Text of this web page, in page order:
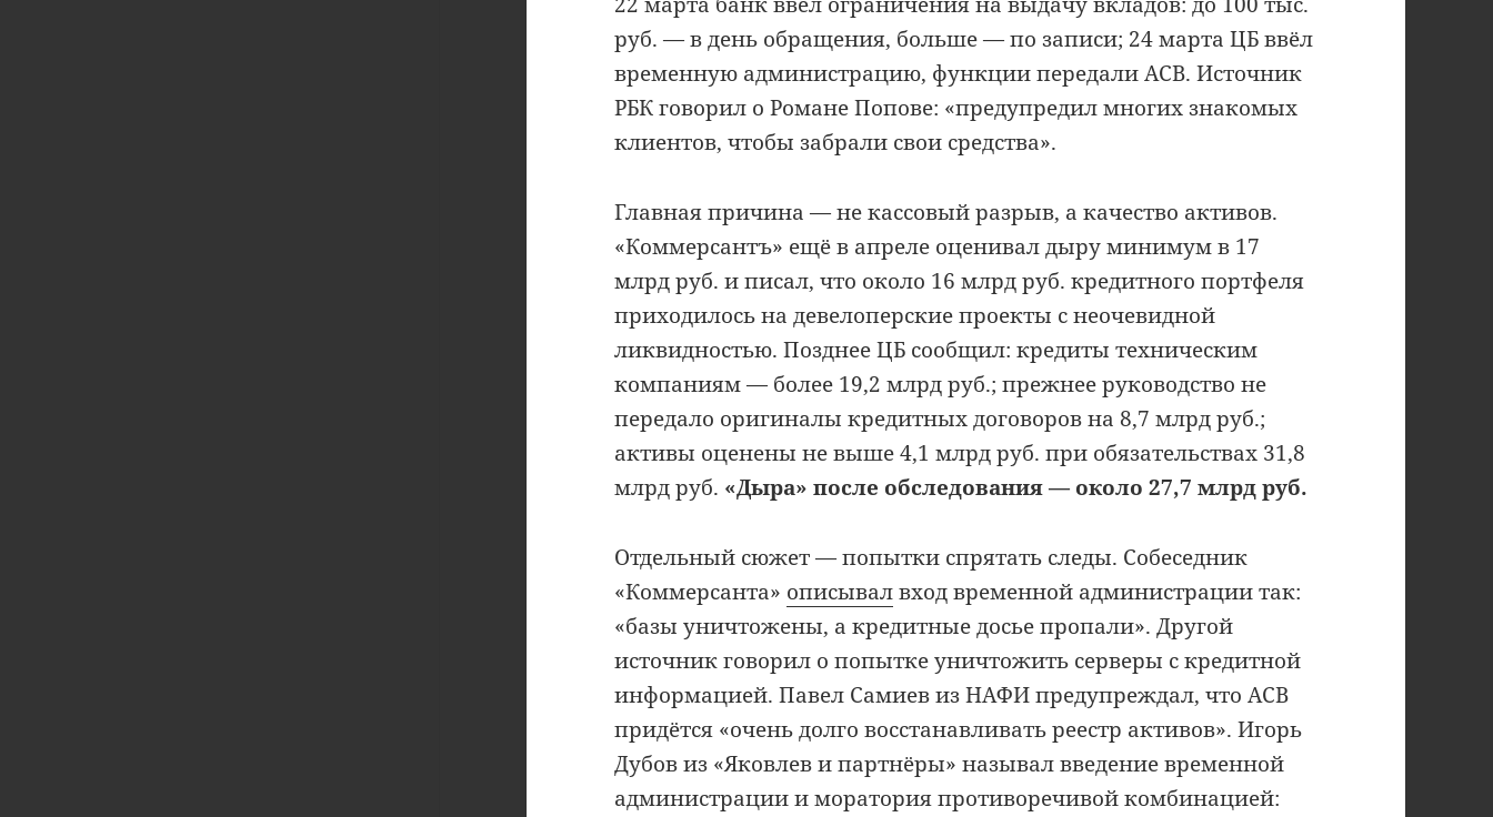
руб. — в день обращения, больше — по записи; 24 марта ЦБ ввёл
временную администрацию, функции передали АСВ. Источник
РБК говорил о Романе Попове: «предупредил многих знакомых
клиентов, чтобы забрали свои средства».
Главная причина — не кассовый разрыв, а качество активов.
«Коммерсантъ» ещё в апреле оценивал дыру минимум в 17
млрд руб. и писал, что около 16 млрд руб. кредитного портфеля
приходилось на девелоперские проекты с неочевидной
ликвидностью. Позднее ЦБ сообщил: кредиты техническим
компаниям — более 19,2 млрд руб.; прежнее руководство не
передало оригиналы кредитных договоров на 8,7 млрд руб.;
активы оценены не выше 4,1 млрд руб. при обязательствах 31,8
млрд руб. «Дыра» после обследования — около 27,7 млрд руб.
Отдельный сюжет — попытки спрятать следы. Собеседник
«Коммерсанта» описывалвход временной администрации так:
«базы уничтожены, а кредитные досье пропали». Другой
источник говорил о попытке уничтожить серверы с кредитной
информацией. Павел Самиев из НАФИ предупреждал, что АСВ
придётся «очень долго восстанавливать реестр активов». Игорь
Дубов из «Яковлев и партнёры» называл введение временной
администрации и моратория противоречивой комбинацией: